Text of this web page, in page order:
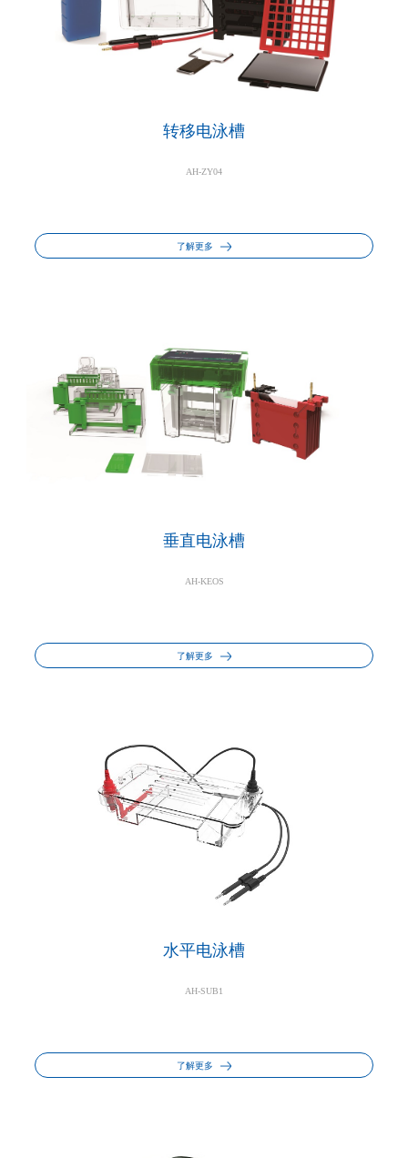
转移电泳槽
AH-ZY04
了解更多
垂直电泳槽
AH-KEOS
了解更多
水平电泳槽
AH-SUB1
了解更多